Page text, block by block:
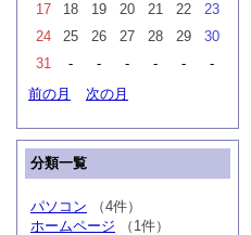
17
18 19 20 21 22
23
24
25 26 27 28 29
30
31
- - - - -
-
前の月
次の月
分類一覧
パソコン （4件）
ホームページ （1件）